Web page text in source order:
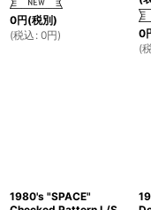
0円(税別)
(税込 : 0円) 0
(
1980's "SPACE"